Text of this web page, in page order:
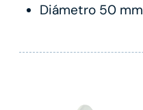
Diámetro 50 mm